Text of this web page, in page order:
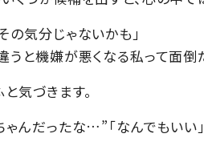
の気分じゃないかも」
うと機嫌が悪くなる私って面
と気づきます。
ゃんだったな…”「なんでもいい